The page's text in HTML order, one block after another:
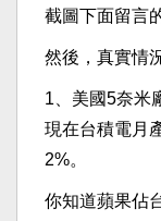
截圖下面留言
然後，真實情
1、美國5奈米
現在台積電月
2%。
你知道蘋果佔